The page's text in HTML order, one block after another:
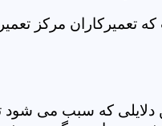
تعمیرکاران مرکز
که سبب می شود